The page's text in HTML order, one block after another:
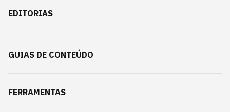
EDITORIAS
GUIAS DE CONTEÚDO
FERRAMENTAS